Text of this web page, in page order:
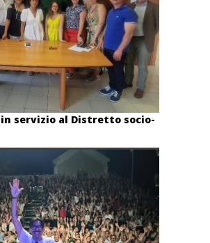
servizio al Distretto socio-